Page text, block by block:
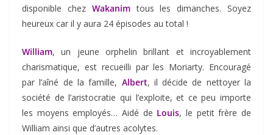
disponible chez Wakanimtous les dimanches. Soyez
heureux car il y aura 24 épisodes au total !
William, un jeune orphelin brillant et incroyablement
charismatique, est recueilli par les Moriarty. Encouragé
par l’aîné de la famille, Albert, il décide de nettoyer la
société de l’aristocratie qui l’exploite, et ce peu importe
les moyens employés… Aidé de Louis, le petit frère de
William ainsi que d’autres acolytes.